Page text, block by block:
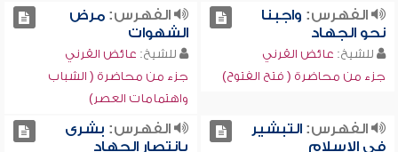
الفهرس: واجبنا
نحو الجهاد
للشيخ: عائض القرني
جزء من محاضرة ( فتح الفتوح)
الفهرس:مرض
الشهوات
للشيخ: عائض القرني
جزء من محاضرة ( الشباب
واهتمامات العصر)
الفهرس:التبشير
في الإسلام
الفهرس: بشرى
بانتصار الجهاد